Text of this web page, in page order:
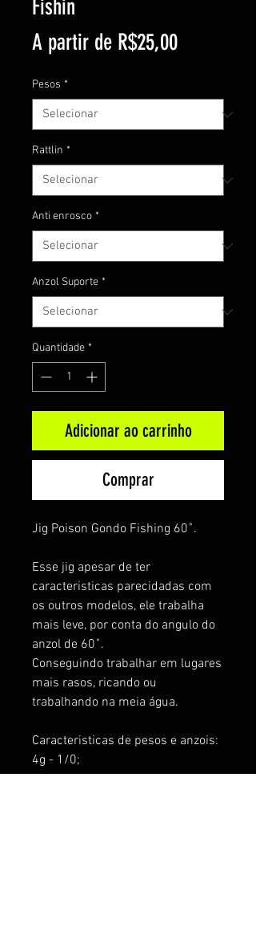
Fishin
A partir de R$25,00Preço
Pesos *
Rattlin *
Anti enrosco *
Anzol Suporte *
Quantidade *
Adicionar ao carrinho
Comprar
Jig Poison Gondo Fishing 60˚.
Esse jig apesar de ter
caracteristicas parecidadas com
os outros modelos, ele trabalha
mais leve, por conta do angulo do
anzol de 60˚.
Conseguindo trabalhar em lugares
mais rasos, ricando ou
trabalhando na meia água.
Caracteristicas de pesos e anzois:
4g - 1/0;